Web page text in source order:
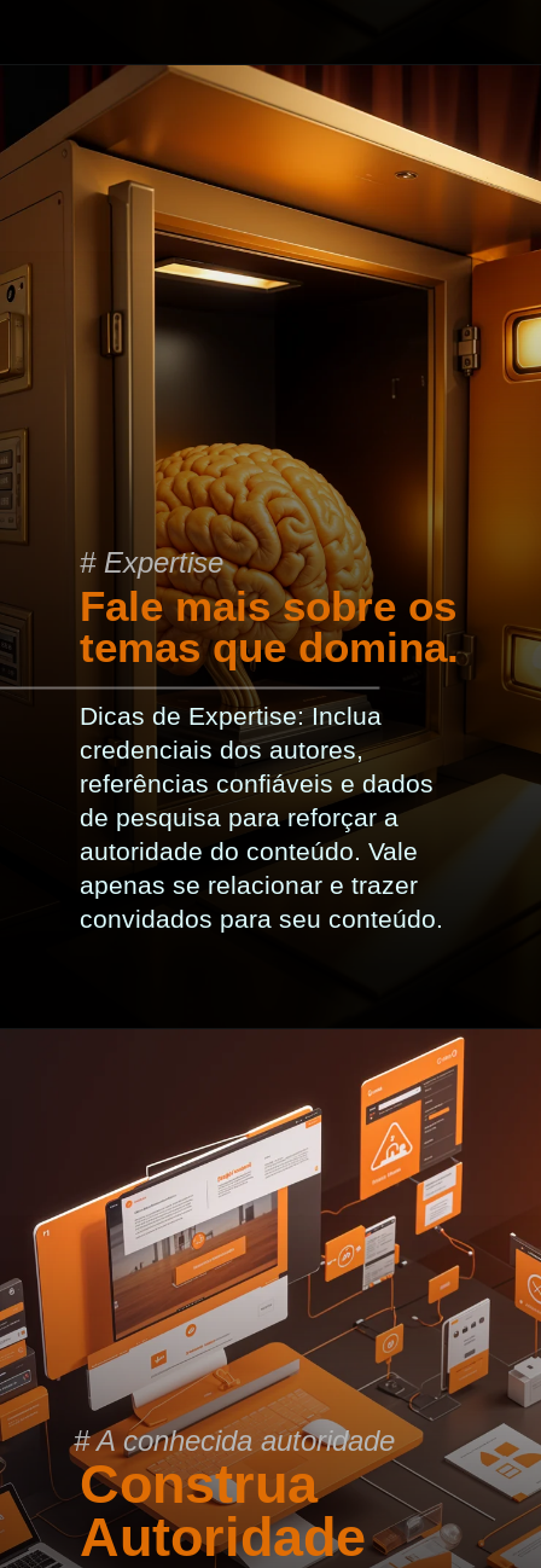
Fale mais sobre os
temas que domina.
# Expertise
Dicas de Expertise: Inclua
credenciais dos autores,
referências confiáveis e dados
de pesquisa para reforçar a
autoridade do conteúdo. Vale
apenas se relacionar e trazer
convidados para seu conteúdo.
Construa
Autoridade
# A conhecida autoridade